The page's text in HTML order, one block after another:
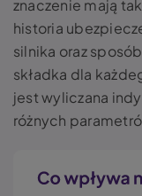
znaczenie mają
historia
silnika oraz
składka dla
jest wyliczana
różnych